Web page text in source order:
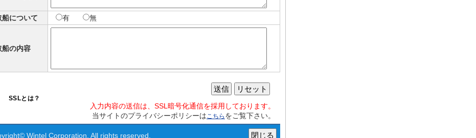
船について 有 無
船の内容
SSLとは？
リセット
送信
入力内容の送信は、SSL暗号化通信を採用しております。
当サイトのプライバシーポリシーはこちら をご覧下さい。
Wintel Corporation. All rights reserved.